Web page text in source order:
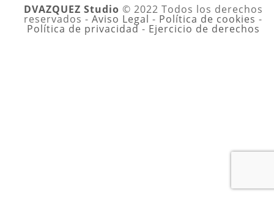
DVAZQUEZ Studio © 2022 Todos los derechos
reservados - Aviso Legal - Política de cookies -
Política de privacidad- Ejercicio de derechos